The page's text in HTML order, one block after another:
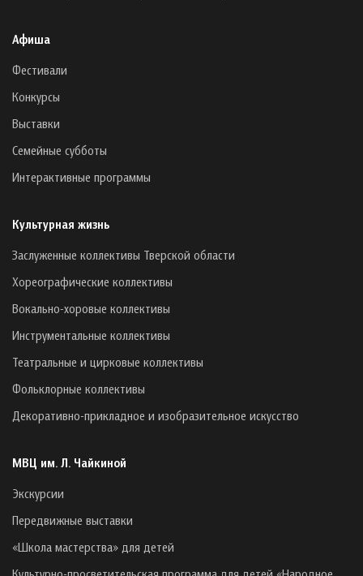
Афиша
Фестивали
Конкурсы
Выставки
Семейные субботы
Интерактивные программы
Культурная жизнь
Заслуженные коллективы Тверской области
Хореографические коллективы
Вокально-хоровые коллективы
Инструментальные коллективы
Театральные и цирковые коллективы
Фольклорные коллективы
Декоративно-прикладное и изобразительное искусство
МВЦ им. Л. Чайкиной
Экскурсии
Передвижные выставки
«Школа мастерства» для детей